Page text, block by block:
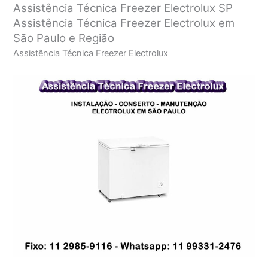
Assistência Técnica Freezer Electrolux SP
Assistência Técnica Freezer Electrolux em
São Paulo e Região
Assistência Técnica Freezer Electrolux